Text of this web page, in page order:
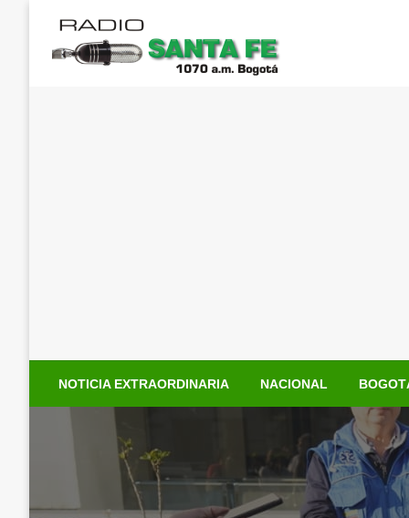
contenido
NOTICIA EXTRAORDINARIA NACIONAL